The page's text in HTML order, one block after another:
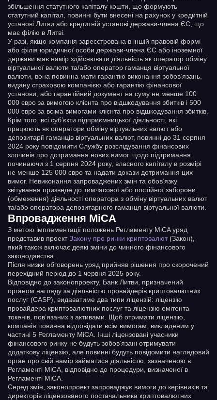
збільшення статутного капіталу кошти, що формують
статутний капітал, повинні бути внесені на рахунок у кредитній
установі Литви або кредитній установі держави-члена ЄС, що
має філію в Литві.
У разі, якщо компанія зареєстрована в іншій правовій формі
або філія юридичної особи держави-члена ЄС або іноземної
держави має намір здійснювати діяльність як оператор обміну
віртуальної валюти та/або оператор гаманця віртуальної
валюти, вона повинна мати гарантію виконання зобов’язань,
видану страховою компанією або гарантію фінансової
установи, або гарантійний документ на суму не менше 100
000 євро за вимогою клієнта про відшкодування збитків і 500
000 євро за всіма вимогами клієнта про відшкодування збитків.
Крім того, всі суб’єкти підприємницької діяльності, які
працюють як оператори обміну віртуальних валют або
депозитарії гаманців віртуальних валют, повинні до 31 серпня
2024 року повідомити Службу розслідування фінансових
злочинів про дотримання нових вимог щодо підтримання,
починаючи з 1 серпня 2024 року, власного капіталу в розмірі
не менше 125 000 євро та надати докази дотримання цих
вимог. Невиконання запроваджених змін та обов’язку
звітування призведе до тимчасової або постійної заборони
(обмеження) діяльності оператора з обміну віртуальних валют
та/або оператора депозитарного гаманця віртуальної валюти.
Впровадження MiCA
З метою імплементації положень Регламенту MiCA уряд
представив проектЗакону про ринки криптовалют(Закон),
який також включає деякі зміни до чинного фінансового
законодавства.
Після низки обговорень уряд прийняв рішення про скорочений
перехідний період до 1 червня 2025 року.
Відповідно до законопроекту, Банк Литви, призначений
органом нагляду за діяльністю провайдерів криптовалютних
послуг (CASP), видаватиме два типи ліцензій: ліцензію
провайдера криптовалютних послуг та ліцензію емітента
токенів, пов’язаних з активами. Щоб отримати ліцензію,
компанія повинна відповідати всім вимогам, викладеним у
частині 5 Регламенту MiCA. Інші ліцензовані учасники
фінансового ринку не будуть зобов’язані отримувати
додаткову ліцензію, але повинні будуть повідомити наглядовий
орган про свій намір займатися діяльністю, зазначеною в
Регламенті MiCA, відповідно до процедури, визначеної в
Регламенті MiCA.
Серед змін, законопроект запроваджує вимоги до керівників та
директорів ліцензованого постачальника криптовалютних